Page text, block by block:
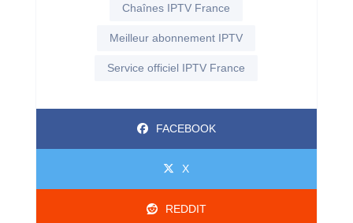
Chaînes IPTV France
Meilleur abonnement IPTV
Service officiel IPTV France
FACEBOOK
X
REDDIT